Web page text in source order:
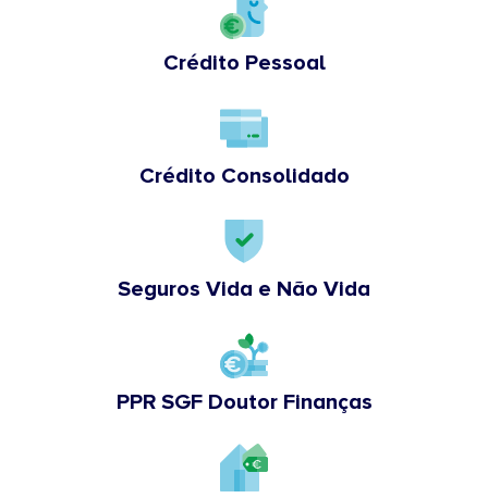
Crédito Pessoal
Crédito Consolidado
Seguros Vida e Não Vida
PPR SGF Doutor Finanças